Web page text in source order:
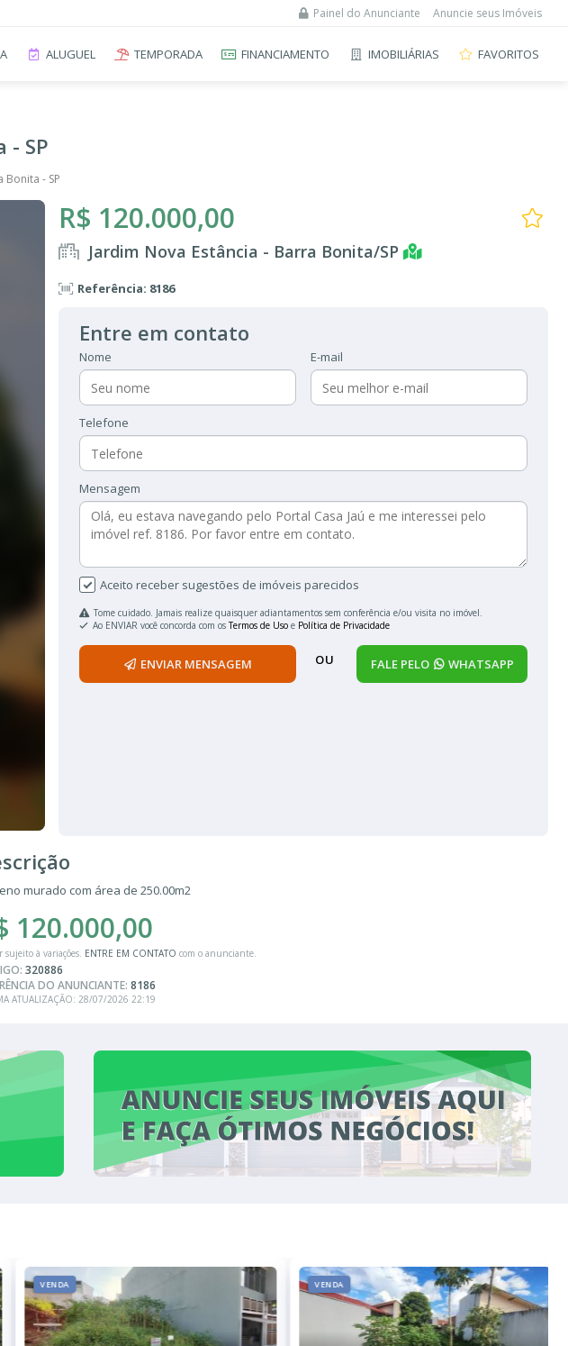
Painel do Anunciante Anuncie seus Imóveis
ALUGUEL TEMPORADA FINANCIAMENTO IMOBILIÁRIAS FAVORITOS
- SP
- SP
R$ 120.000,00
Jardim Nova Estância - Barra Bonita/SP
Referência: 8186
Entre em contato
Nome E-mail
Telefone
Mensagem
Aceito receber sugestões de imóveis parecidos
Tome cuidado. Jamais realize quaisquer adiantamentos sem conferência e/ou visita no imóvel.
Ao ENVIAR você concorda com osTermos de Uso e Política de Privacidade
ENVIAR MENSAGEM OU FALE PELO WHATSAPP
murado com área de 250.00m2
120.000,00
sujeito à variações. ENTRE EM CONTATO com o anunciante.
320886
DO ANUNCIANTE: 8186
ATUALIZAÇÃO: 28/07/2026 22:19
VENDA VENDA